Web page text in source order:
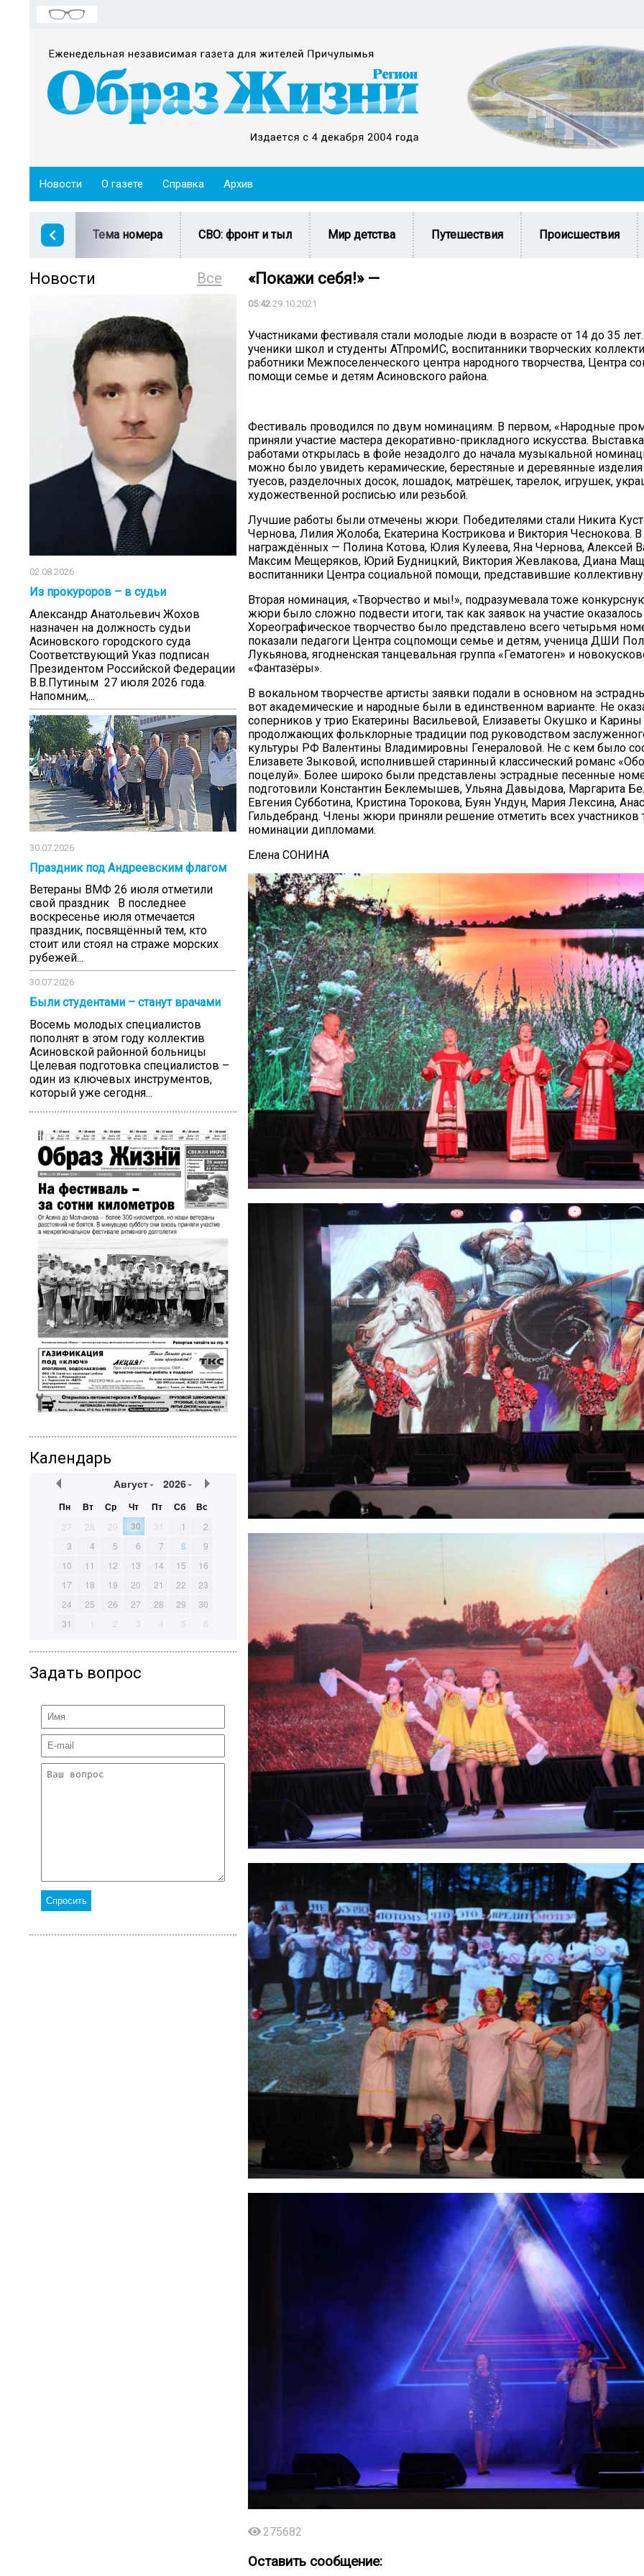
Новости О газете Справка Архив
Тема номера СВО: фронт и тыл Мир детства Путешествия Происшествия
Все
Новости
02.08.2026
Из прокуроров – в судьи
Александр Анатольевич Жохов
назначен на должность судьи
Асиновского городского суда
Соответствующий Указ подписан
Президентом Российской Федерации
В.В.Путиным 27 июля 2026 года.
Напомним,...
30.07.2026
Праздник под Андреевским флагом
Ветераны ВМФ 26 июля отметили
свой праздник В последнее
воскресенье июля отмечается
праздник, посвящённый тем, кто
стоит или стоял на страже морских
рубежей...
30.07.2026
Были студентами – станут врачами
Восемь молодых специалистов
пополнят в этом году коллектив
Асиновской районной больницы
Целевая подготовка специалистов –
один из ключевых инструментов,
который уже сегодня...
Календарь
Август 2026
Пн Вт Ср Чт Пт Сб Вс
27 28 29 30 31 1
2
3
4 5 6 7 8
9
10
11 12 13 14 15
16
17
18 19 20 21 22
23
24
25 26 27 28 29
30
31
1 2 3 4 5 6
Задать вопрос
«Покажи себя!» —
05:42 29.10.2021
Участниками фестиваля стали молодые люди в возрасте от 14 до 35
ученики школ и студенты АТпромИС, воспитанники творческих
работники Межпоселенческого центра народного творчества, Центра
помощи семье и детям Асиновского района.
Фестиваль проводился по двум номинациям. В первом, «Народные
приняли участие мастера декоративно-прикладного искусства.
работами открылась в фойе незадолго до начала музыкальной
можно было увидеть керамические, берестяные и деревянные
туесов, разделочных досок, лошадок, матрёшек, тарелок, игрушек,
художественной росписью или резьбой.
Лучшие работы были отмечены жюри. Победителями стали Никита
Чернова, Лилия Жолоба, Екатерина Кострикова и Виктория Чеснокова. В
награждённых — Полина Котова, Юлия Кулеева, Яна Чернова, Алексей
Максим Мещеряков, Юрий Будницкий, Виктория Жевлакова, Диана
воспитанники Центра социальной помощи, представившие
Вторая номинация, «Творчество и мы!», подразумевала тоже
жюри было сложно подвести итоги, так как заявок на участие
Хореографическое творчество было представлено всего четырьмя
показали педагоги Центра соцпомощи семье и детям, ученица ДШИ
Лукьянова, ягодненская танцевальная группа «Гематоген» и
«Фантазёры».
В вокальном творчестве артисты заявки подали в основном на
вот академические и народные были в единственном варианте. Не
соперников у трио Екатерины Васильевой, Елизаветы Окушко и Карины
продолжающих фольклорные традиции под руководством
культуры РФ Валентины Владимировны Генераловой. Не с кем было
Елизавете Зыковой, исполнившей старинный классический романс
поцелуй». Более широко были представлены эстрадные песенные
подготовили Константин Беклемышев, Ульяна Давыдова, Маргарита
Евгения Субботина, Кристина Торокова, Буян Ундун, Мария Лексина,
Гильдебранд. Члены жюри приняли решение отметить всех участников
номинации дипломами.
Елена СОНИНА
275682
Оставить сообщение:
20.09.2017
Посмотреть...